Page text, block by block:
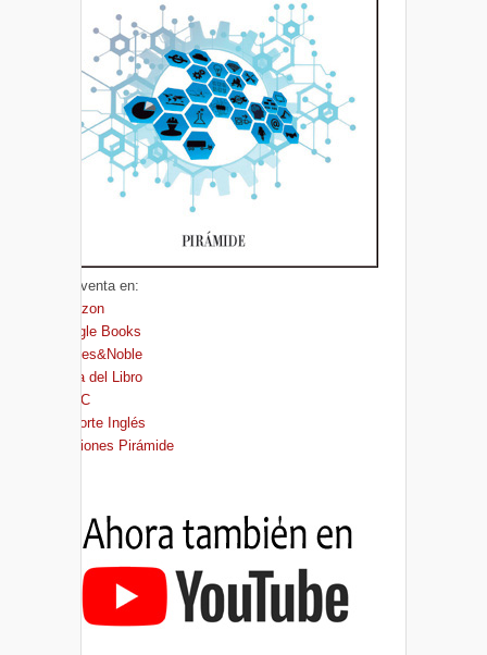
A la venta en:
Amazon
Google Books
Barnes&Noble
Casa del Libro
FNAC
El Corte Inglés
Ediciones Pirámide